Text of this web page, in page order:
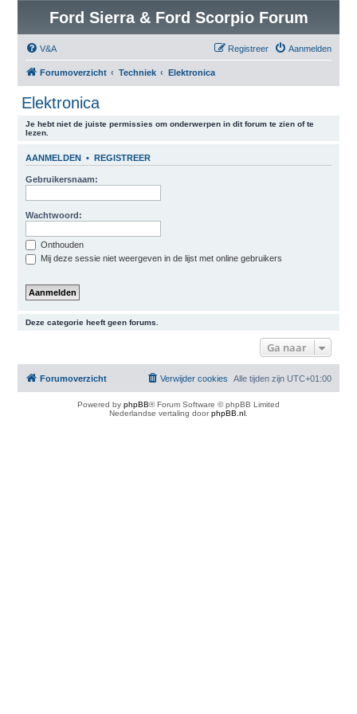
Ford Sierra & Ford Scorpio Forum
V&A Aanmelden
Registreer
Forumoverzicht Techniek Elektronica
Elektronica
Je hebt niet de juiste permissies om onderwerpen in dit forum te zien of te
lezen.
AANMELDEN • REGISTREER
Gebruikersnaam:
Wachtwoord:
Onthouden
Mij deze sessie niet weergeven in de lijst met online gebruikers
Deze categorie heeft geen forums.
Ga naar
Forumoverzicht Alle tijden zijn UTC+01:00
Verwijder cookies
Powered by phpBB® Forum Software © phpBB Limited
Nederlandse vertaling doorphpBB.nl